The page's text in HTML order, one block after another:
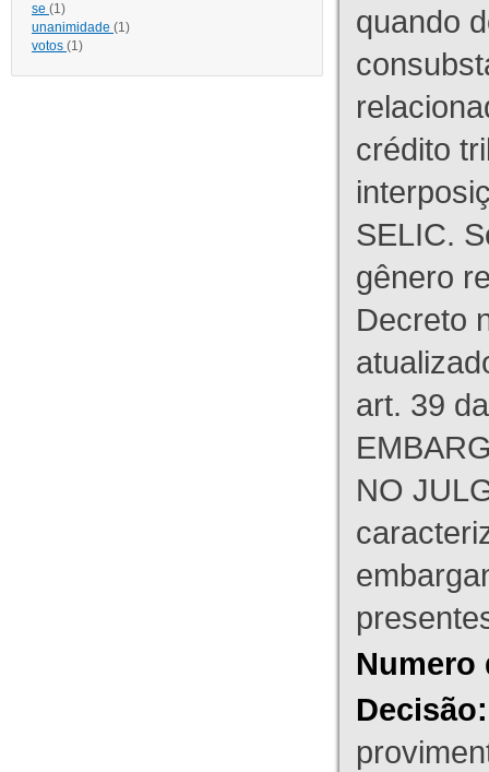
se (1)
unanimidade (1)
votos (1)
quando
crédito
SELIC.
gênero
Decreto
art. 39
NO
Numero
Decisão: